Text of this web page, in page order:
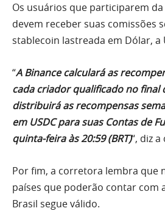
Os usuários que participarem
devem receber suas comissões
stablecoin lastreada em Dólar, a
“A Binance calculará as
cada criador qualificado no final
distribuirá as recompensas
em USDC para suas Contas de
quinta-feira às 20:59 (BRT)“, diz
Por fim, a corretora lembra que
países que poderão contar com
Brasil segue válido.